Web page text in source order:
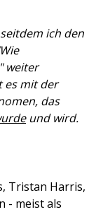
ich den
weiter
es mit der
das
und wird.
Tristan Harris,
- meist als